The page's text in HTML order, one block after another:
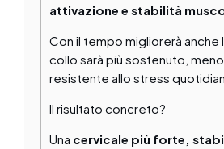
attivazione e stabilità
Con il tempo migliorerà anche
collo sarà più sostenuto,
resistente allo stress
Il risultato concreto?
Una cervicale più forte,